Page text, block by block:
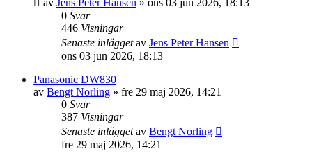
av Jens Peter Hansen » ons 03 jun 2026, 18:13
0 Svar
446 Visningar
Senaste inläggetav Jens Peter Hansen
ons 03 jun 2026, 18:13
Panasonic DW830
av Bengt Norling » fre 29 maj 2026, 14:21
0 Svar
387 Visningar
Senaste inläggetav Bengt Norling
fre 29 maj 2026, 14:21